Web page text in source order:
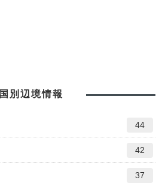
国別辺境情報
44
42
37